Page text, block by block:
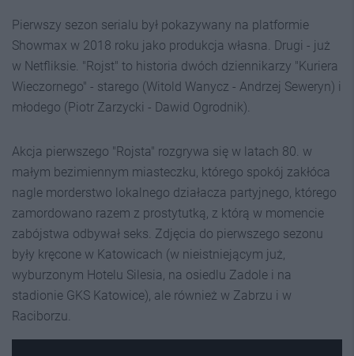
Pierwszy sezon serialu był pokazywany na platformie
Showmax w 2018 roku jako produkcja własna. Drugi - już
w Netfliksie. "Rojst" to historia dwóch dziennikarzy "Kuriera
Wieczornego" - starego (Witold Wanycz - Andrzej Seweryn) i
młodego (Piotr Zarzycki - Dawid Ogrodnik).
Akcja pierwszego "Rojsta" rozgrywa się w latach 80. w
małym bezimiennym miasteczku, którego spokój zakłóca
nagle morderstwo lokalnego działacza partyjnego, którego
zamordowano razem z prostytutką, z którą w momencie
zabójstwa odbywał seks. Zdjęcia do pierwszego sezonu
były kręcone w Katowicach (w nieistniejącym już,
wyburzonym Hotelu Silesia, na osiedlu Zadole i na
stadionie GKS Katowice), ale również w Zabrzu i w
Raciborzu.